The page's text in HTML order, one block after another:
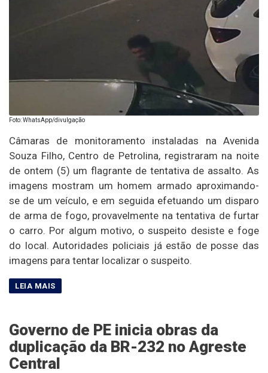
Foto: WhatsApp/divulgação
Câmaras de monitoramento instaladas na Avenida
Souza Filho, Centro de Petrolina, registraram na noite
de ontem (5) um flagrante de tentativa de assalto. As
imagens mostram um homem armado aproximando-
se de um veículo, e em seguida efetuando um disparo
de arma de fogo, provavelmente na tentativa de furtar
o carro. Por algum motivo, o suspeito desiste e foge
do local. Autoridades policiais já estão de posse das
imagens para tentar localizar o suspeito.
Governo de PE inicia obras da
duplicação da BR-232 no Agreste
Central